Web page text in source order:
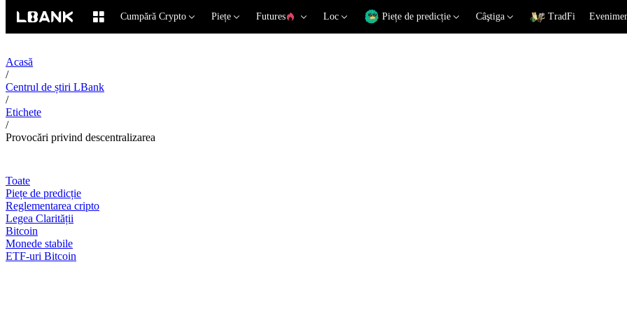
Cumpără Crypto Piețe Futures Loc Piețe de predicție Câştiga TradFi
Acasă
/
Centrul de știri LBank
/
Etichete
/
Provocări privind descentralizarea
Toate
Piețe de predicție
Reglementarea cripto
Legea Clarității
Bitcoin
Monede stabile
ETF-uri Bitcoin